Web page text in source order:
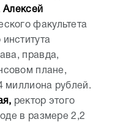
Алексей
факультета
правда,
плане,
миллиона рублей.
ректор этого
в размере 2,2